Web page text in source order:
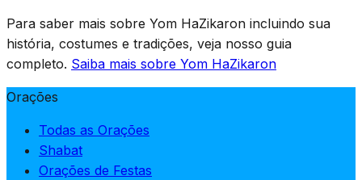
velas memoriais.
Para saber mais sobre Yom HaZikaron incluindo sua
história, costumes e tradições, veja nosso guia
completo. Saiba mais sobre Yom HaZikaron
Orações
Todas as Orações
Shabat
Orações de Festas